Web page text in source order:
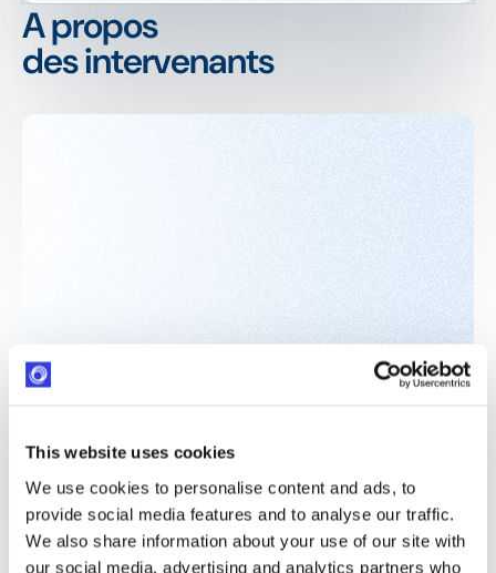
This website uses cookies
We use cookies to personalise content and ads, to
provide social media features and to analyse our traffic.
We also share information about your use of our site with
our social media, advertising and analytics partners who
A propos
des intervenants